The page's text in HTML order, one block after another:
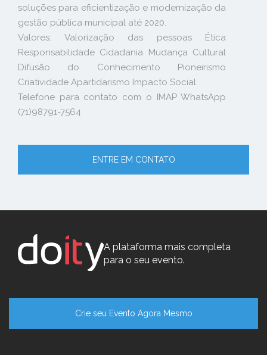
soluções para eficientização e modernização da
gestão pública municipal até 2020.
Valores: Valorização das pessoas Ética
Responsabilidade Cidadania Mudança Cultural
Difusão do Conhecimento Pioneirismo
Criatividade Apartidarismo Impacto Social.
Telefone para contato com o IMAP WhatsApp
(71)98791-7564
ENTRE EM CONTATO
A plataforma mais completa
para o seu evento.
Crie seu Evento Agora Mesmo